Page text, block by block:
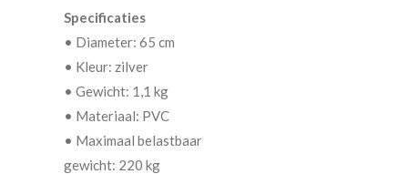
Specificaties
• Diameter: 65 cm
• Kleur: zilver
• Gewicht: 1,1 kg
• Materiaal: PVC
• Maximaal belastbaar
gewicht: 220 kg